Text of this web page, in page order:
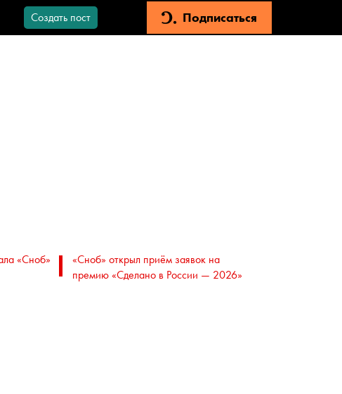
Создать пост Подписаться
«Сноб»
«Сноб» открыл приём заявок на
премию «Сделано в России — 2026»